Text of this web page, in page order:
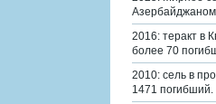
2016: теракт в
более 70
2010: сель в
1471 погибший.